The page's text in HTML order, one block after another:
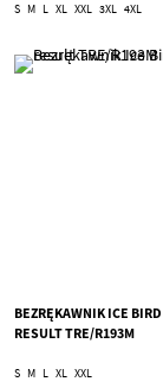
S M L XL XXL 3XL 4XL
BEZRĘKAWNIK ICE
RESULT TRE/R193M
S M L XL XXL